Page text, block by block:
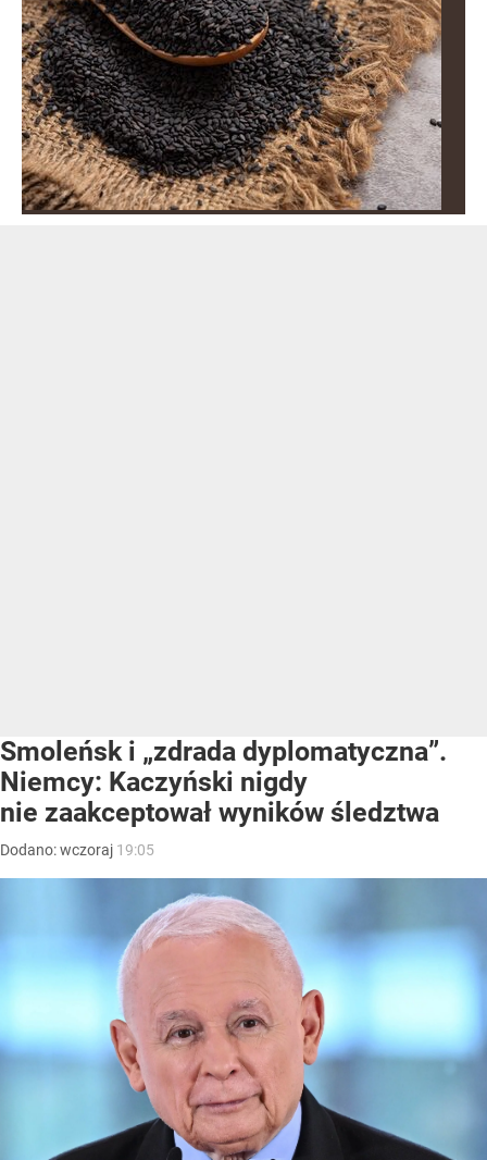
Smoleńsk i „zdrada dyplomatyczna”.
Niemcy: Kaczyński nigdy
nie zaakceptował wyników śledztwa
Dodano:wczoraj 19:05